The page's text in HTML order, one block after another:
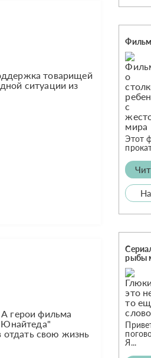
товарищей
ситуации из
герои фильма
Юнайтеда"
свою жизнь
Этот
рыбы
Я...